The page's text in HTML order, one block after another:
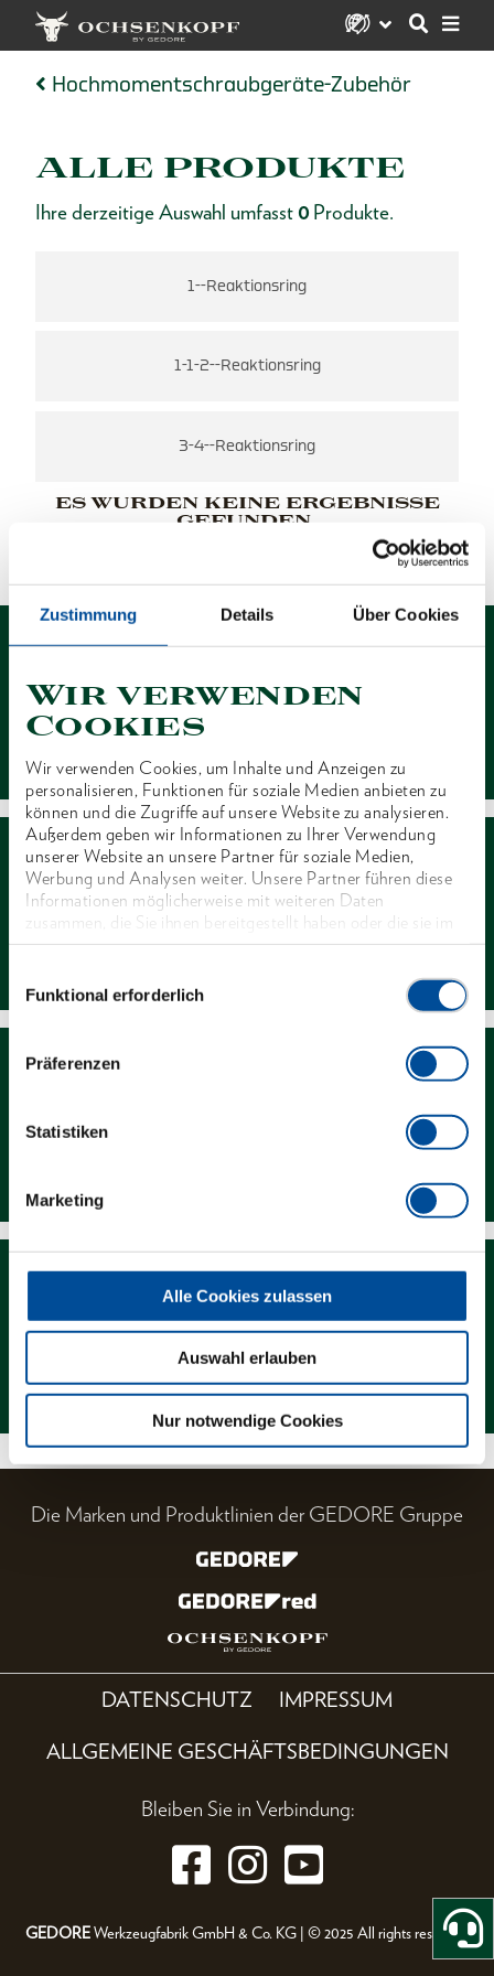
Zustimmung Details Über Cookies
Wir verwenden
Cookies
Wir verwenden Cookies, um Inhalte und Anzeigen zu
personalisieren, Funktionen für soziale Medien anbieten zu
können und die Zugriffe auf unsere Website zu analysieren.
Außerdem geben wir Informationen zu Ihrer Verwendung
unserer Website an unsere Partner für soziale Medien,
Werbung und Analysen weiter. Unsere Partner führen diese
Informationen möglicherweise mit weiteren Daten
zusammen, die Sie ihnen bereitgestellt haben oder die sie im
Rahmen Ihrer Nutzung der Dienste gesammelt haben. Unsere
Funktional erforderlich
Präferenzen
Statistiken
Marketing
Alle Cookies zulassen
Auswahl erlauben
Nur notwendige Cookies
Hochmomentschraubgeräte-Zubehör
ALLE PRODUKTE
Ihre derzeitige Auswahl umfasst 0 Produkte.
1--Reaktionsring
1-1-2--Reaktionsring
3-4--Reaktionsring
ES WURDEN KEINE ERGEBNISSE
GEFUNDEN.
Magazin
Die Marken und Produktlinien der GEDORE Gruppe
DATENSCHUTZ IMPRESSUM
ALLGEMEINE GESCHÄFTSBEDINGUNGEN
Bleiben Sie in Verbindung:
GEDOREWerkzeugfabrik GmbH & Co. KG | © 2025 All rights reserved.